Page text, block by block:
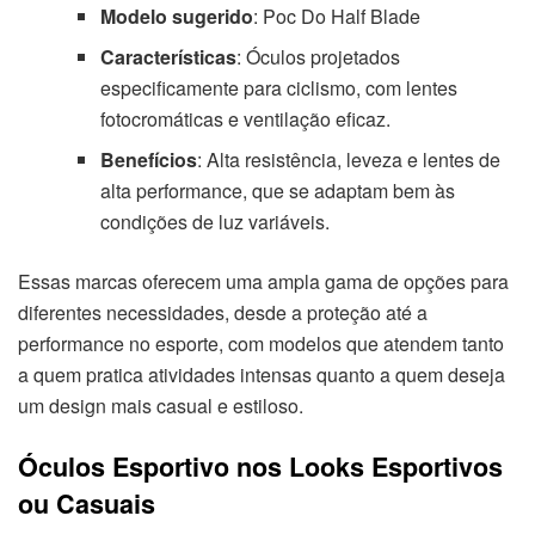
Modelo sugerido: Poc Do Half Blade
Características: Óculos projetados
especificamente para ciclismo, com lentes
fotocromáticas e ventilação eficaz.
Benefícios: Alta resistência, leveza e lentes de
alta performance, que se adaptam bem às
condições de luz variáveis.
Essas marcas oferecem uma ampla gama de opções para
diferentes necessidades, desde a proteção até a
performance no esporte, com modelos que atendem tanto
a quem pratica atividades intensas quanto a quem deseja
um design mais casual e estiloso.
Óculos Esportivo nos Looks Esportivos
ou Casuais